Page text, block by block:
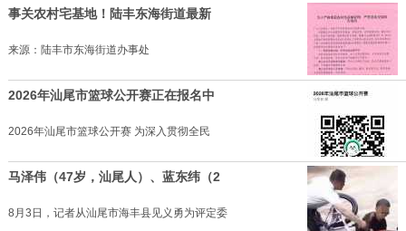
事关农村宅基地！陆丰东海街道最新
来源：陆丰市东海街道办事处
2026年汕尾市篮球公开赛正在报名中
2026年汕尾市篮球公开赛 为深入贯彻全民
马泽伟（47岁，汕尾人）、蓝东纬（2
8月3日，记者从汕尾市海丰县见义勇为评定委